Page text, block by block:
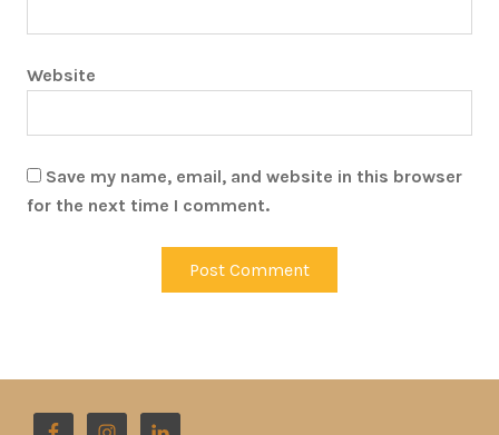
Website
Save my name, email, and website in this browser
for the next time I comment.